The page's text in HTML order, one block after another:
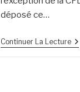
déposé ce…
Continuer La Lecture